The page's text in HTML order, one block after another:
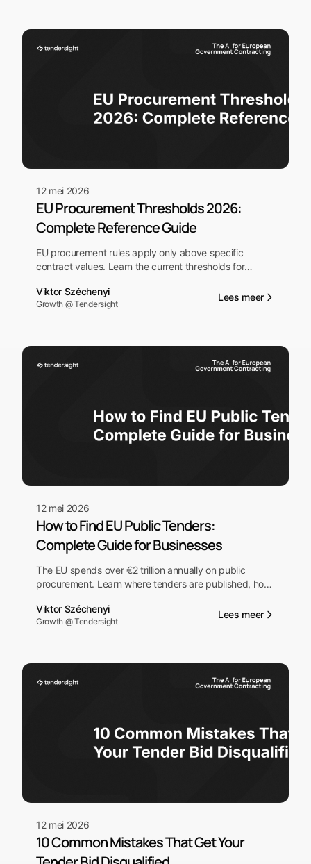
12 mei 2026
EU Procurement Thresholds 2026:
Complete Reference Guide
EU procurement rules apply only above specific
contract values. Learn the current thresholds for
utilities — and what changes when they're exceeded.
Viktor Széchenyi
Growth @ Tendersight
Lees meer
12 mei 2026
How to Find EU Public Tenders:
Complete Guide for Businesses
The EU spends over €2 trillion annually on public
procurement. Learn where tenders are published, how
tender pipeline for your business.
Viktor Széchenyi
Growth @ Tendersight
Lees meer
12 mei 2026
10 Common Mistakes That Get Your